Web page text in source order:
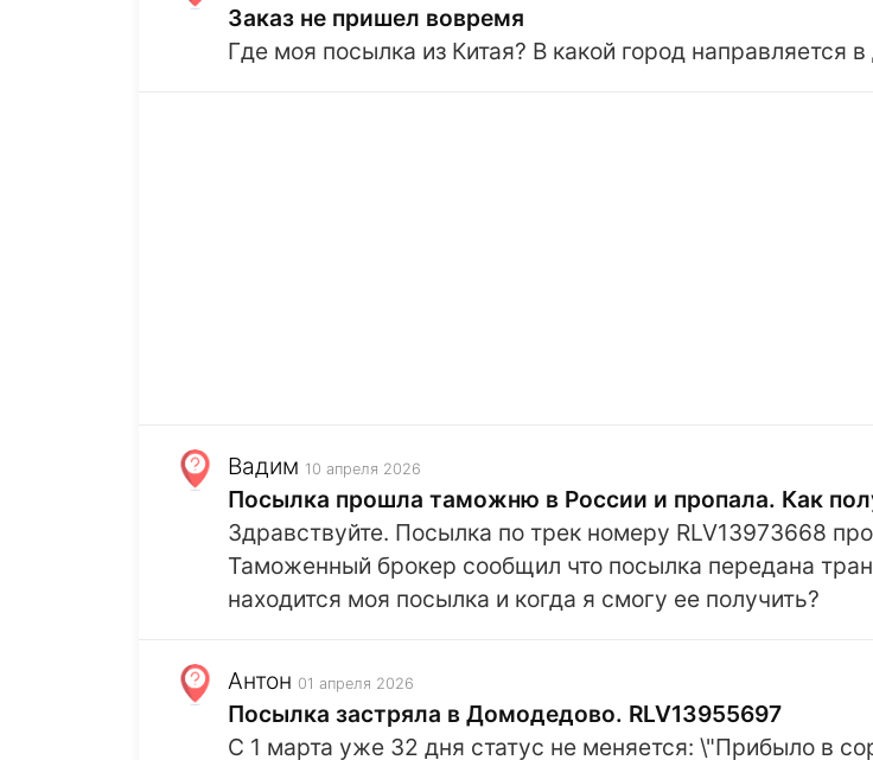
Заказ не пришел вовремя
Где моя посылка из Китая? В какой город направляется
Вадим 10 апреля 2026
Посылка прошла таможню в России и пропала. Как
Здравствуйте. Посылка по трек номеру RLV13973668
Таможенный брокер сообщил что посылка передана
находится моя посылка и когда я смогу ее получить?
Антон 01 апреля 2026
Посылка застряла в Домодедово. RLV13955697
С 1 марта уже 32 дня статус не меняется: \"Прибыло в